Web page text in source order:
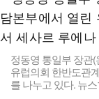
정동영 통일부 장관
유럽의회 한반도관
를 나누고 있다. 뉴스